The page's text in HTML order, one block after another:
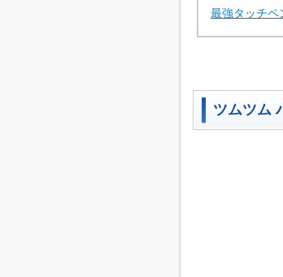
最強タッチペ
ツムツム